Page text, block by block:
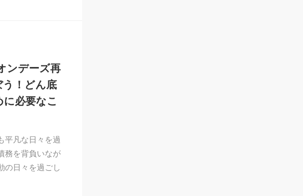
ンデーズ再
！どん底
に必要なこ
平凡な日々を過
務を背負いなが
の日々を過ごし